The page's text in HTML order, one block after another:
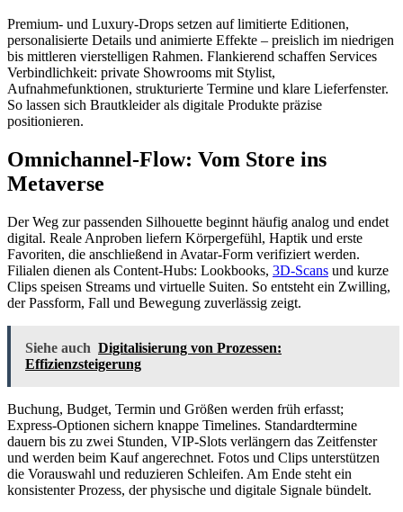
Premium- und Luxury-Drops setzen auf limitierte Editionen,
personalisierte Details und animierte Effekte – preislich im niedrigen
bis mittleren vierstelligen Rahmen. Flankierend schaffen Services
Verbindlichkeit: private Showrooms mit Stylist,
Aufnahmefunktionen, strukturierte Termine und klare Lieferfenster.
So lassen sich Brautkleider als digitale Produkte präzise
positionieren.
Omnichannel-Flow: Vom Store ins
Metaverse
Der Weg zur passenden Silhouette beginnt häufig analog und endet
digital. Reale Anproben liefern Körpergefühl, Haptik und erste
Favoriten, die anschließend in Avatar-Form verifiziert werden.
Filialen dienen als Content-Hubs: Lookbooks, 3D-Scans und kurze
Clips speisen Streams und virtuelle Suiten. So entsteht ein Zwilling,
der Passform, Fall und Bewegung zuverlässig zeigt.
Siehe auch Digitalisierung von Prozessen:
Effizienzsteigerung
Buchung, Budget, Termin und Größen werden früh erfasst;
Express-Optionen sichern knappe Timelines. Standardtermine
dauern bis zu zwei Stunden, VIP-Slots verlängern das Zeitfenster
und werden beim Kauf angerechnet. Fotos und Clips unterstützen
die Vorauswahl und reduzieren Schleifen. Am Ende steht ein
konsistenter Prozess, der physische und digitale Signale bündelt.